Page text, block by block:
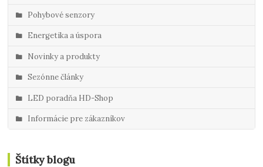
Pohybové senzory
Energetika a úspora
Novinky a produkty
Sezónne články
LED poradňa HD-Shop
Informácie pre zákazníkov
Štítky blogu